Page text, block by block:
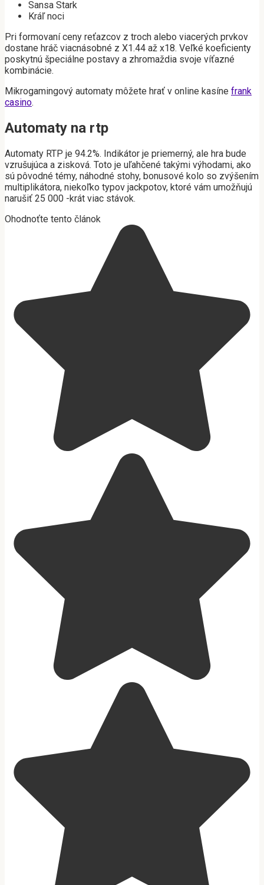
Sansa Stark
Kráľ noci
Pri formovaní ceny reťazcov z troch alebo viacerých prvkov
dostane hráč viacnásobné z X1.44 až x18. Veľké koeficienty
poskytnú špeciálne postavy a zhromaždia svoje víťazné
kombinácie.
Mikrogamingový automaty môžete hrať v online kasíne frank
casino.
Automaty na rtp
Automaty RTP je 94.2%. Indikátor je priemerný, ale hra bude
vzrušujúca a zisková. Toto je uľahčené takými výhodami, ako
sú pôvodné témy, náhodné stohy, bonusové kolo so zvýšením
multiplikátora, niekoľko typov jackpotov, ktoré vám umožňujú
narušiť 25 000 -krát viac stávok.
Ohodnoťte tento článok